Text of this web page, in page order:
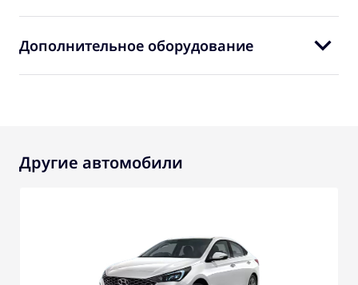
Дополнительное оборудование
Другие автомобили